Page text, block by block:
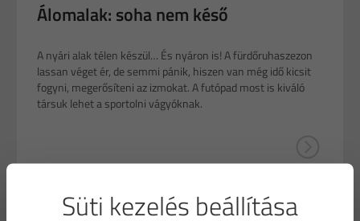
Álomalak: soha nem késő
A nyári alak télen készül… És nyáron is! A fürdőruhaszezon
lassan véget ér, de semmi pánik, hiszen van még idő kicsit
fogyni, megerősíteni az izmokat. A futópad most is kiváló
társuk lehet a sportolni vágyóknak.
Süti kezelés beállítása